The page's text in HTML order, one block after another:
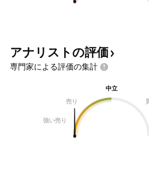
アナリストの評価
専門家による評価の集計
中立
売り
強い売り